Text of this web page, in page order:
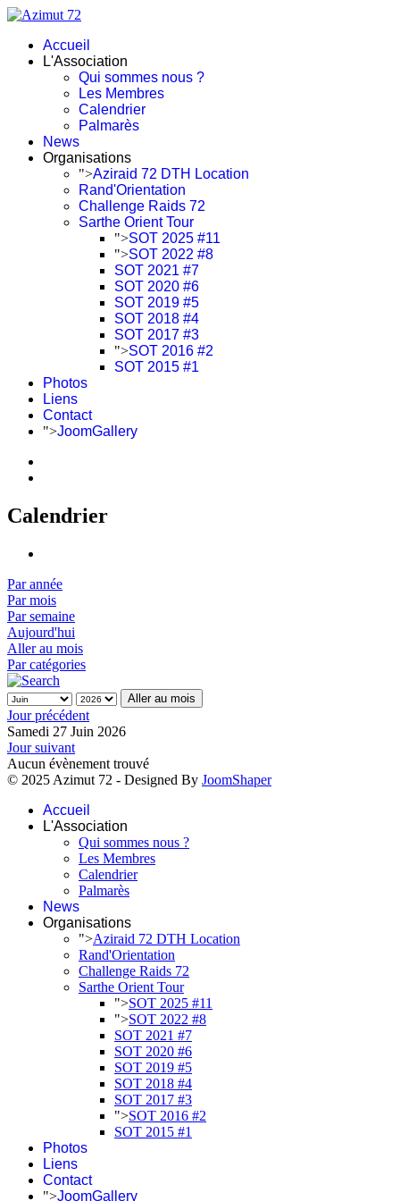
Accueil
L'Association
Qui sommes nous ?
Les Membres
Calendrier
Palmarès
News
Organisations
">Aziraid 72 DTH Location
Rand'Orientation
Challenge Raids 72
Sarthe Orient Tour
">SOT 2025 #11
">SOT 2022 #8
SOT 2021 #7
SOT 2020 #6
SOT 2019 #5
SOT 2018 #4
SOT 2017 #3
">SOT 2016 #2
SOT 2015 #1
Photos
Liens
Contact
">JoomGallery
Calendrier
Par année
Par mois
Par semaine
Aujourd'hui
Aller au mois
Par catégories
Aller au mois
Jour précédent
Samedi 27 Juin 2026
Jour suivant
Aucun évènement trouvé
© 2025 Azimut 72 - Designed By JoomShaper
Accueil
L'Association
Qui sommes nous ?
Les Membres
Calendrier
Palmarès
News
Organisations
">Aziraid 72 DTH Location
Rand'Orientation
Challenge Raids 72
Sarthe Orient Tour
">SOT 2025 #11
">SOT 2022 #8
SOT 2021 #7
SOT 2020 #6
SOT 2019 #5
SOT 2018 #4
SOT 2017 #3
">SOT 2016 #2
SOT 2015 #1
Photos
Liens
Contact
">JoomGallery